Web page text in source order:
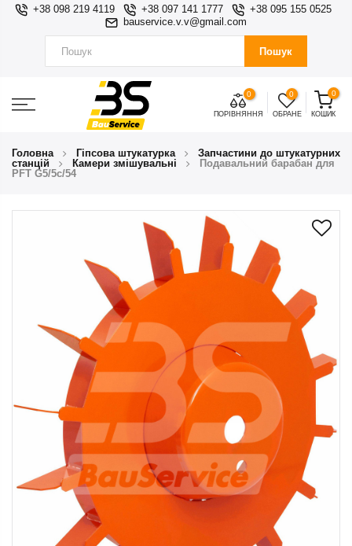
+38 098 219 4119 +38 097 141 1777
+38 095 155 0525
bauservice.v.v@gmail.com
Пошук
0
ПОРІВНЯННЯ
0
ОБРАНЕ
0
КОШИК
Головна Гіпсова штукатурка
Запчастини до штукатурних
станцій
Камери змішувальні
Подавальний барабан для
PFT G5/5c/54